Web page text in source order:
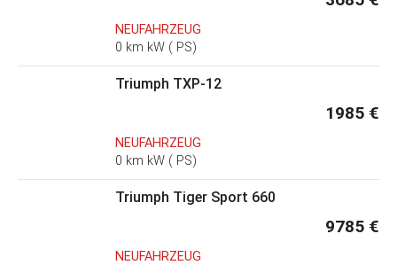
NEUFAHRZEUG
0 km kW ( PS)
Triumph TXP-12
1985 €
NEUFAHRZEUG
0 km kW ( PS)
Triumph Tiger Sport 660
9785 €
NEUFAHRZEUG